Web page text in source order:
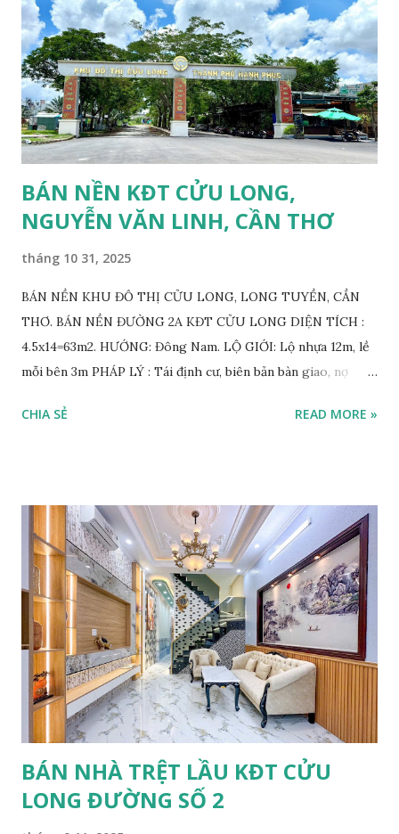
BÁN NỀN KĐT CỬU LONG,
NGUYỄN VĂN LINH, CẦN THƠ
tháng 10 31, 2025
BÁN NỀN KHU ĐÔ THỊ CỬU LONG, LONG TUYỀN, CẦN
THƠ. BÁN NỀN ĐƯỜNG 2A KĐT CỬU LONG DIỆN TÍCH :
4.5x14=63m2. HƯỚNG: Đông Nam. LỘ GIỚI: Lộ nhựa 12m, lề
mỗi bên 3m PHÁP LÝ : Tái định cư, biên bản bàn giao, nợ
thông đường Làng Hoa, đường Trần Bạch Đằng, KDC 12ha8,
9x14=126m2 ODT. HƯỚNG: Tây Bắc . LỘ GIỚI: Lộ nhựa
15.5m, lề mỗi bên 4m PHÁP LÝ: Tái định cư, biên bản bàn
giao, không nợ CSHT, mua bán trực tiếp với chủ gốc. VỊ TRÍ:
Đường số 2, thông đường Làng Hoa, đường Trần Bạch Đằng,
KDC 12ha8, tiền năng tương lai thông qua Đại Học Y Dược.
GIÁ BÁN 1 nền: 1.650.000.000 VND THƯƠNG LƯỢNG. LIÊN
HỆ: 0868250359 găp Nam, Zalo 0932959131 gặp Tùng xem
nền.
CHIA SẺ READ MORE »
BÁN NHÀ TRỆT LẦU KĐT CỬU
LONG ĐƯỜNG SỐ 2